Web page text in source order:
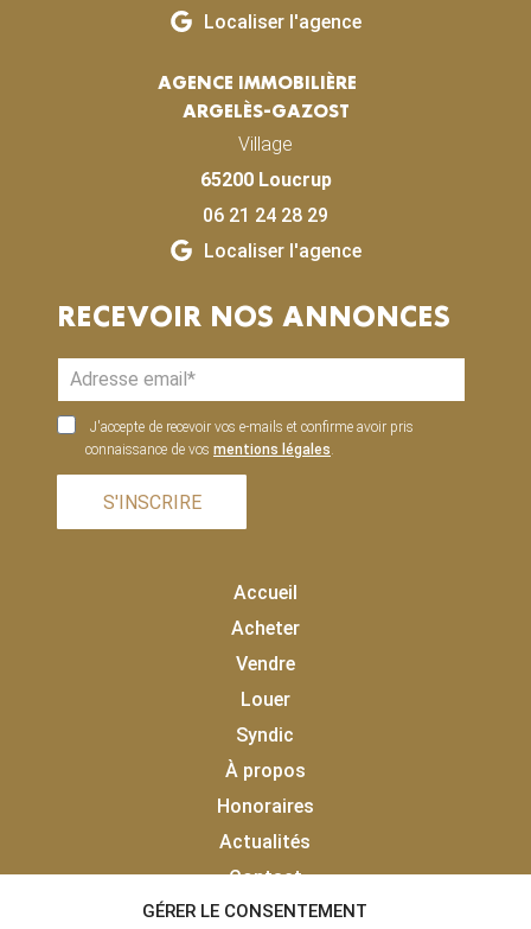
GÉRER LE CONSENTEMENT
Localiser l'agence
AGENCE IMMOBILIÈRE
ARGELÈS-GAZOST
Village
65200 Loucrup
06 21 24 28 29
Localiser l'agence
RECEVOIR NOS ANNONCES
J'accepte de recevoir vos e-mails et confirme avoir pris
connaissance de vos mentions légales.
S'INSCRIRE
Accueil
Acheter
Vendre
Louer
Syndic
À propos
Honoraires
Actualités
Contact
Vendu